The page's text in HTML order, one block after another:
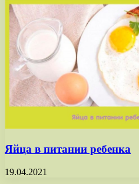
Яйца в питании ребенка
19.04.2021